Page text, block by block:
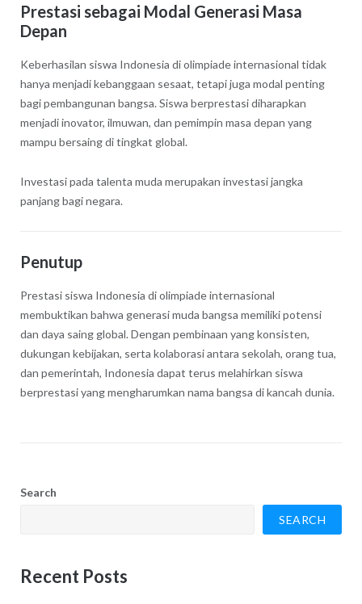
Prestasi sebagai Modal Generasi Masa
Depan
Keberhasilan siswa Indonesia di olimpiade internasional tidak
hanya menjadi kebanggaan sesaat, tetapi juga modal penting
bagi pembangunan bangsa. Siswa berprestasi diharapkan
menjadi inovator, ilmuwan, dan pemimpin masa depan yang
mampu bersaing di tingkat global.
Investasi pada talenta muda merupakan investasi jangka
panjang bagi negara.
Penutup
Prestasi siswa Indonesia di olimpiade internasional
membuktikan bahwa generasi muda bangsa memiliki potensi
dan daya saing global. Dengan pembinaan yang konsisten,
dukungan kebijakan, serta kolaborasi antara sekolah, orang tua,
dan pemerintah, Indonesia dapat terus melahirkan siswa
berprestasi yang mengharumkan nama bangsa di kancah dunia.
Search
SEARCH
Recent Posts